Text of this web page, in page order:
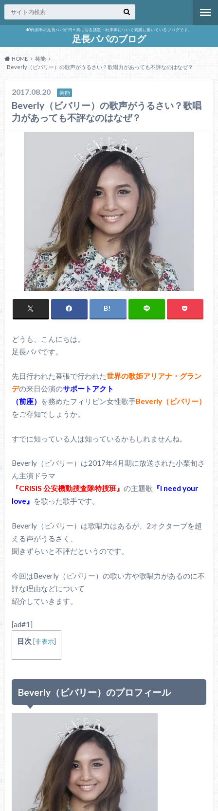
40代前半の足長パパが日々気になる話題・出来事について気楽に書いているブログです。
足長パパのブログ
HOME
芸能
Beverly（ビバリー）の歌声がうるさい？歌唱力があっても不評なのはなぜ？
2017.08.20 芸能
Beverly（ビバリー）の歌声がうるさい？歌唱
力があっても不評なのはなぜ？
どうも、こんにちは。
足長パパです。
先日行われた幕張で行われた世界の歌姫アリアナ・グラン
デの来日公演のサポートアクト
（前座）
を務めたフィリピン女性歌手Beverly（ビバリー）
をご存知でしょうか。
すでに知っている人は知っているかもしれませんね。
Beverly（ビバリー）は2017年4月期に放送された小栗旬さ
ん主演ドラマ
『CRISIS 公安機動捜査隊特捜班』 の主題歌 『I need your
love』 を歌った歌手です。
Beverly（ビバリー）は歌唱力はあるが、2オクターブを超
える声がうるさく、
聞きずらいと不評だというのです。
今回はBeverly（ビバリー）の歌い方や歌唱力があるのに不
評な理由などについて
紹介していきます。
[ad#1]
目次 [非表示]
Beverly（ビバリー）のプロフィール